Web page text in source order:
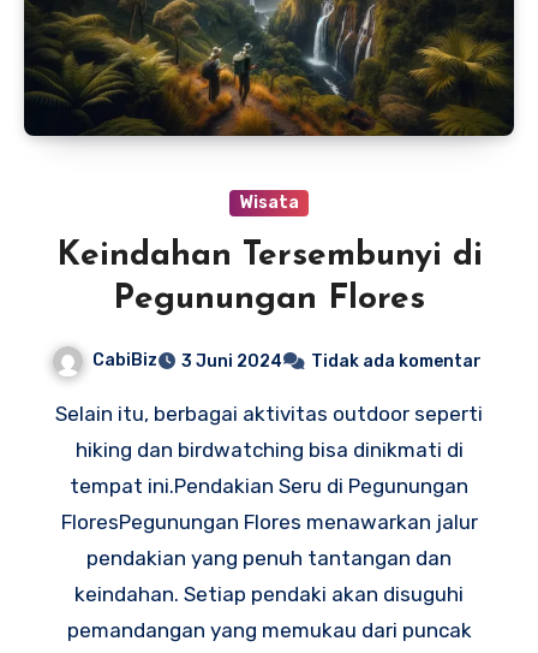
Wisata
Keindahan Tersembunyi di
Pegunungan Flores
CabiBiz 3 Juni 2024 Tidak ada komentar
Selain itu, berbagai aktivitas outdoor seperti
hiking dan birdwatching bisa dinikmati di
tempat ini.Pendakian Seru di Pegunungan
FloresPegunungan Flores menawarkan jalur
pendakian yang penuh tantangan dan
keindahan. Setiap pendaki akan disuguhi
pemandangan yang memukau dari puncak